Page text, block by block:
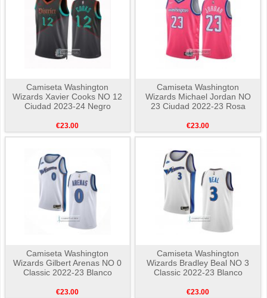
Camiseta Washington
Wizards Xavier Cooks NO 12
Ciudad 2023-24 Negro
€23.00
Camiseta Washington
Wizards Michael Jordan NO
23 Ciudad 2022-23 Rosa
€23.00
Camiseta Washington
Wizards Gilbert Arenas NO 0
Classic 2022-23 Blanco
€23.00
Camiseta Washington
Wizards Bradley Beal NO 3
Classic 2022-23 Blanco
€23.00